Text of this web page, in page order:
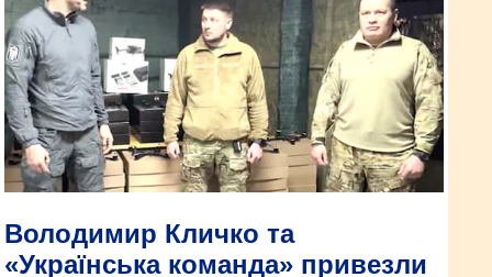
Володимир Кличко та
«Українська команда» привезли